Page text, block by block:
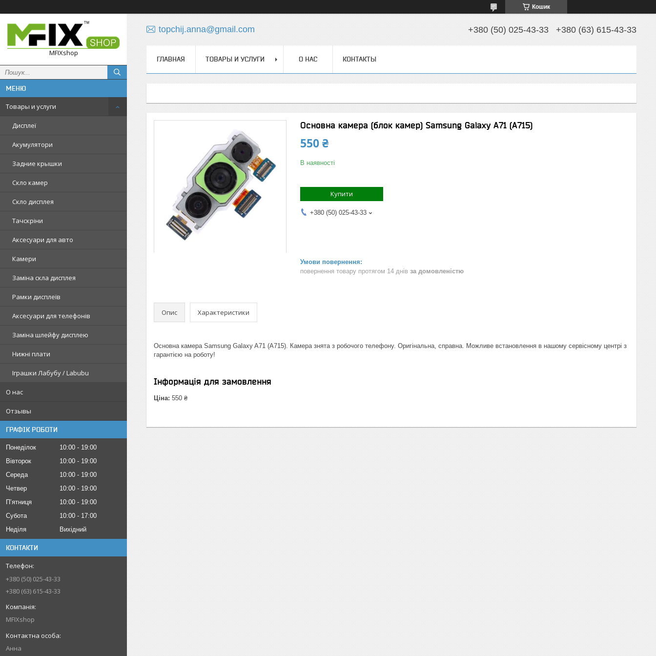
Кошик
MFIXshop
Товары и услуги
Дисплеї
Акумулятори
Задние крышки
Скло камер
Скло дисплея
Тачскріни
Аксесуари для авто
Камери
Заміна скла дисплея
Рамки дисплеїв
Аксесуари для телефонів
Заміна шлейфу дисплею
Нижні плати
Іграшки Лабубу / Labubu
О нас
Отзывы
ГРАФІК РОБОТИ
Понеділок 10:00
19:00
Вівторок
10:00
19:00
Середа
10:00
19:00
Четвер
10:00
19:00
Пʼятниця
10:00
19:00
Субота
10:00
17:00
Неділя
Вихідний
КОНТАКТИ
+380 (50) 025-43-33
+380 (63) 615-43-33
MFIXshop
Анна
topchij.anna@gmail.com +380 (50) 025-43-33 +380 (63) 615-43-33
ГЛАВНАЯ ТОВАРЫ И УСЛУГИ О НАС КОНТАКТЫ
Основна камера (блок камер) Samsung Galaxy A71 (A715)
550 ₴
В наявності
Купити
+380 (50) 025-43-33
повернення товару протягом 14 днів за домовленістю
Опис Характеристики
Основна камера Samsung Galaxy A71 (A715). Камера знята з робочого телефону. Оригінальна, справна. Можливе встановлення в нашому сервісному центрі з
гарантією на роботу!
Інформація для замовлення
Ціна: 550 ₴